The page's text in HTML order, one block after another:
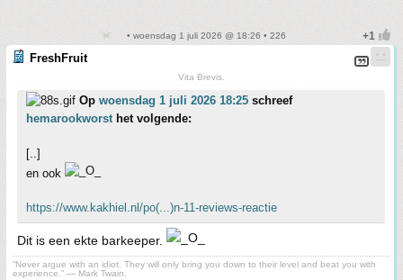
• woensdag 1 juli 2026 @ 18:26 • 226
FreshFruit
Vita Brevis.
Op woensdag 1 juli 2026 18:25 schreef
hemarookworsthet volgende:
[..]
en ook
https://www.kakhiel.nl/po(...)n-11-reviews-reactie
Dit is een ekte barkeeper.
“Never argue with an idiot. They will only bring you down to their level and beat you with
experience.” ― Mark Twain.